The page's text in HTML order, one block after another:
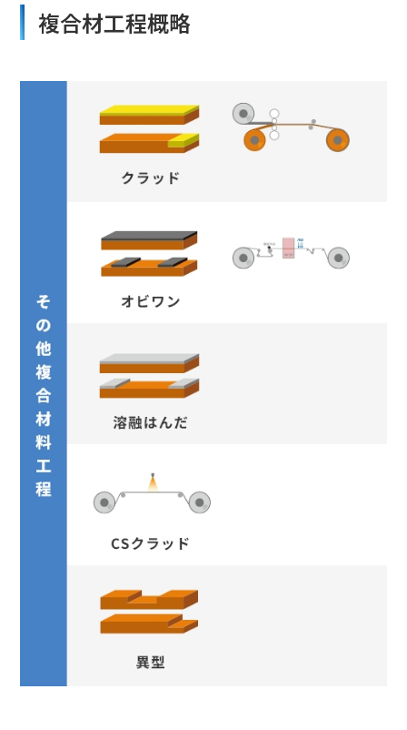
複合材工程概略